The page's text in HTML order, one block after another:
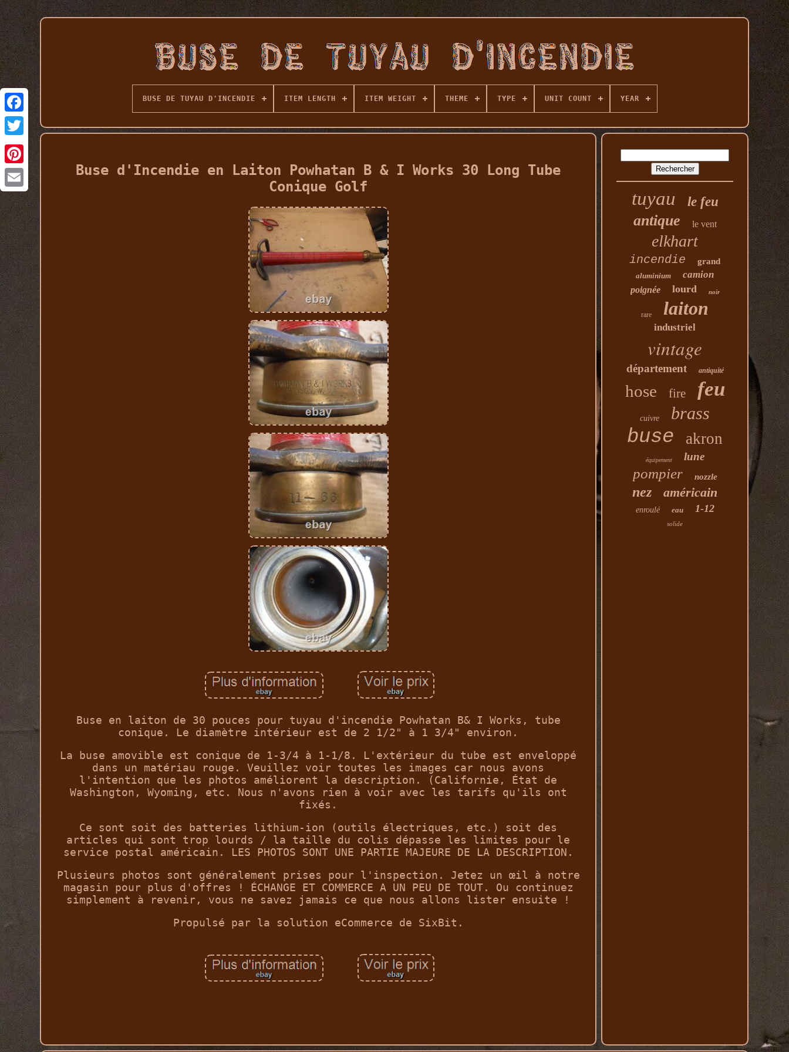
BUSE DE TUYAU D'INCENDIE ITEM LENGTH ITEM WEIGHT THEME TYPE UNIT COUNT YEAR
Buse d'Incendie en Laiton Powhatan B & I Works 30 Long Tube
Conique Golf
Buse en laiton de 30 pouces pour tuyau d'incendie Powhatan B& I Works, tube
conique. Le diamètre intérieur est de 2 1/2" à 1 3/4" environ.
La buse amovible est conique de 1-3/4 à 1-1/8. L'extérieur du tube est enveloppé
dans un matériau rouge. Veuillez voir toutes les images car nous avons
l'intention que les photos améliorent la description. (Californie, État de
Washington, Wyoming, etc. Nous n'avons rien à voir avec les tarifs qu'ils ont
fixés.
Ce sont soit des batteries lithium-ion (outils électriques, etc.) soit des
articles qui sont trop lourds / la taille du colis dépasse les limites pour le
service postal américain. LES PHOTOS SONT UNE PARTIE MAJEURE DE LA DESCRIPTION.
Plusieurs photos sont généralement prises pour l'inspection. Jetez un œil à notre
magasin pour plus d'offres ! ÉCHANGE ET COMMERCE A UN PEU DE TOUT. Ou continuez
simplement à revenir, vous ne savez jamais ce que nous allons lister ensuite !
Propulsé par la solution eCommerce de SixBit.
tuyau le feu
antique le vent
elkhart
incendie grand
aluminium camion
poignée lourd noir
rare laiton
industriel
vintage
département antiquité
hose fire feu
cuivre brass
buse akron
équipement lune
pompier nozzle
nez américain
enroulé eau 1-12
solide